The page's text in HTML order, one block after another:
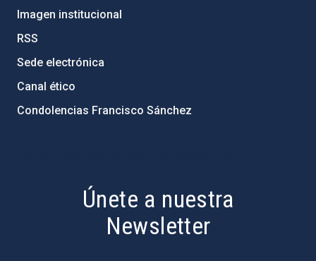
Imagen institucional
RSS
Sede electrónica
Canal ético
Condolencias Francisco Sánchez
Únete a nuestra
Newsletter